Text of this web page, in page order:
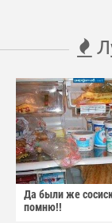
Да были же
помню!!